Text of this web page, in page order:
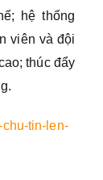
hệ thống
viên và đội
thúc đẩy